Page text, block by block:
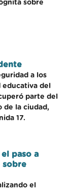
sobre
a los
educativa del
parte del
de la ciudad,
17.
paso a
sobre
el